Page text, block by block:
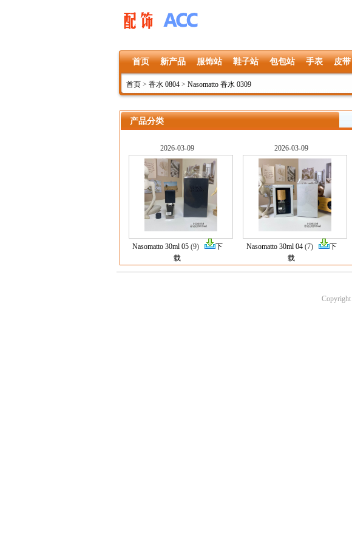
首页 新产品 服饰站 鞋子站 包包站 手表 皮带
首页 > 香水 0804 > Nasomatto 香水 0309
产品分类
2026-03-09
Nasomatto 30ml 05(9)
下
载
2026-03-09
Nasomatto 30ml 04(7)
下
载
Copyright